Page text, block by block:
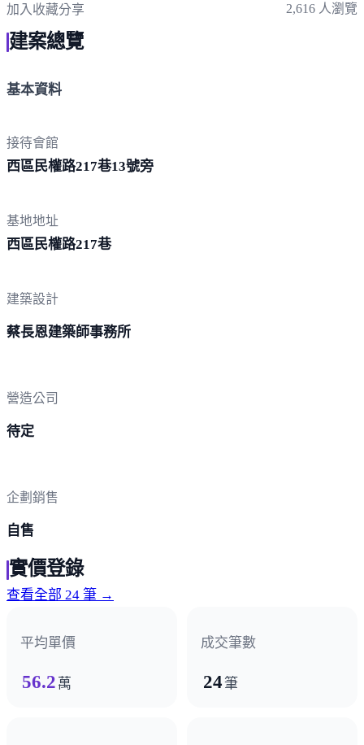
加入收藏分享 2,616 人瀏覽
建案總覽
基本資料
接待會館
西區民權路217巷13號旁
基地地址
西區民權路217巷
建築設計
蔡長恩建築師事務所
營造公司
待定
企劃銷售
自售
實價登錄
查看全部 24 筆 →
平均單價
56.2 萬
成交筆數
24筆